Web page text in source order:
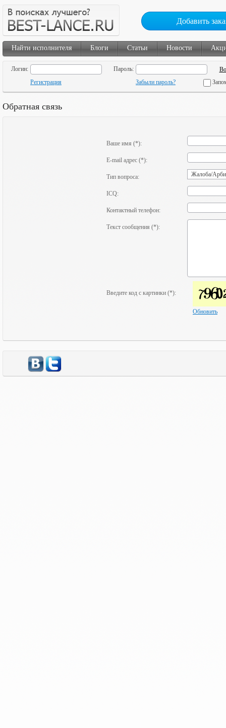
Добавить
Найти исполнителя Блоги Статьи Новости
Логин:
Пароль:
Регистрация
Забыли пароль?
Обратная связь
Ваше имя (*):
E-mail адрес (*):
Тип вопроса:
ICQ:
Контактный телефон:
Текст сообщения (*):
Введите код с картинки (*):
Обновить